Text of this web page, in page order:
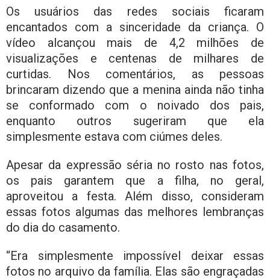
Os usuários das redes sociais ficaram
encantados com a sinceridade da criança. O
vídeo alcançou mais de 4,2 milhões de
visualizações e centenas de milhares de
curtidas. Nos comentários, as pessoas
brincaram dizendo que a menina ainda não tinha
se conformado com o noivado dos pais,
enquanto outros sugeriram que ela
simplesmente estava com ciúmes deles.
Apesar da expressão séria no rosto nas fotos,
os pais garantem que a filha, no geral,
aproveitou a festa. Além disso, consideram
essas fotos algumas das melhores lembranças
do dia do casamento.
“Era simplesmente impossível deixar essas
fotos no arquivo da família. Elas são engraçadas